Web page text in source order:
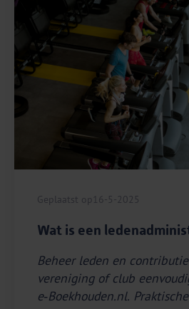
Geplaatst op 16-5-2025
Wat is een
Beheer leden en
vereniging of club
e‑Boekhouden.nl. Praktische